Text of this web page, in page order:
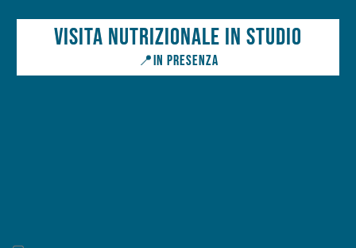
VISITA NUTRIZIONALE in STUDIO
📍in presenza